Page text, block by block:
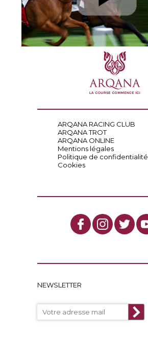
ARQANA RACING CLUB
ARQANA TROT
ARQANA ONLINE
Mentions légales
Politique de confidentialité
Cookies
NEWSLETTER